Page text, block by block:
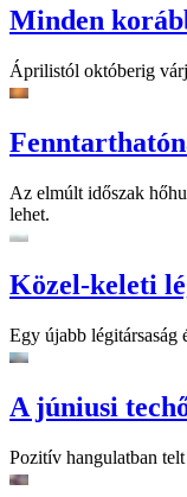
Minden
Áprilistól októberig
Az elmúlt időszak
lehet.
Közel-keleti
Egy újabb légitársaság
A júniusi
Pozitív hangulatban